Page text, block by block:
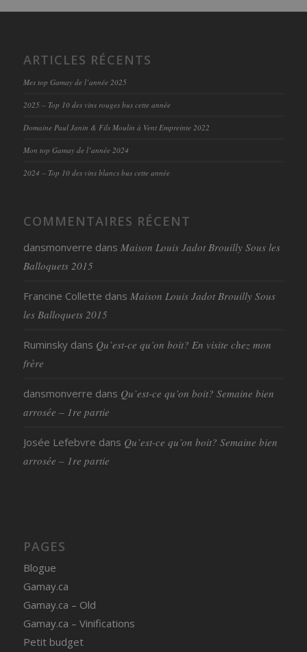
ARTICLES RÉCENTS
Mes top Gamay de l’année 2025
2025 – Top 10 des vins rouges bus cette année
Domaine Paul Janin & Fils Moulin à Vent Empreinte 2022
Mon top Gamay de l’année 2024
2024 – Top 10 des vins blancs bus cette année
COMMENTAIRES RÉCENT
dansmonverre dans Maison Louis Jadot Brouilly Sous les
Balloquets 2015
Francine Collette dans Maison Louis Jadot Brouilly Sous
les Balloquets 2015
Ruminskydans Qu’est-ce qu’on boit? En visite chez mon
frère
dansmonverre dans Qu’est-ce qu’on boit? Semaine bien
arrosée – 1re partie
Josée Lefebvre dans Qu’est-ce qu’on boit? Semaine bien
arrosée – 1re partie
PAGES
Blogue
Gamay.ca
Gamay.ca – Old
Gamay.ca – Vinifications
Petit budget